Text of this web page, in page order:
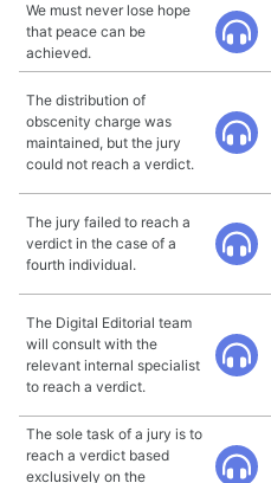
We must never lose hope
that peace can be
achieved.
The distribution of
obscenity charge was
maintained, but the jury
could not reach a verdict.
The jury failed to reach a
verdict in the case of a
fourth individual.
The Digital Editorial team
will consult with the
relevant internal specialist
to reach a verdict.
The sole task of a jury is to
reach a verdict based
exclusively on the